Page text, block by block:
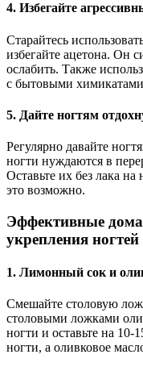
4. Избегайте
Старайтесь
избегайте ацетона. Он
ослабить. Также
с бытовыми
5. Дайте ногтям
Регулярно давайте
ногти нуждаются в
Оставьте их без лака
это возможно.
Эффективные
укрепления ногтей
1. Лимонный сок и
Смешайте столовую
столовыми ложками
ногти и оставьте на
ногти, а оливковое